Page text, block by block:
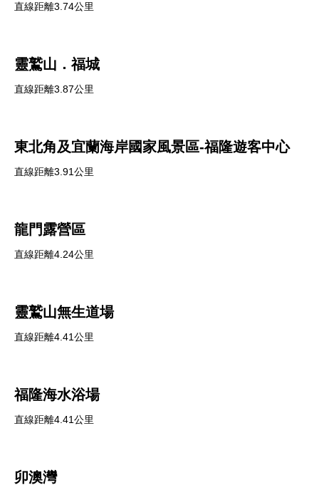
直線距離3.74公里
靈鷲山．福城
直線距離3.87公里
東北角及宜蘭海岸國家風景區-福隆遊客中心
直線距離3.91公里
龍門露營區
直線距離4.24公里
靈鷲山無生道場
直線距離4.41公里
福隆海水浴場
直線距離4.41公里
卯澳灣